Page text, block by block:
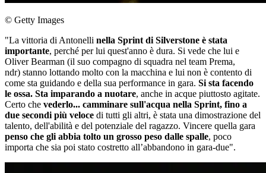
© Getty Images
"La vittoria di Antonelli nella Sprint di Silverstone è stata
importante, perché per lui quest'anno è dura. Si vede che lui e
Oliver Bearman (il suo compagno di squadra nel team Prema,
ndr) stanno lottando molto con la macchina e lui non è contento di
come sta guidando e della sua performance in gara. Si sta facendo
le ossa. Sta imparando a nuotare, anche in acque piuttosto agitate.
Certo che vederlo... camminare sull'acqua nella Sprint, fino a
due secondi più veloce di tutti gli altri, è stata una dimostrazione del
talento, dell'abilità e del potenziale del ragazzo. Vincere quella gara
penso che gli abbia tolto un grosso peso dalle spalle, poco
importa che sia poi stato costretto all’abbandono in gara-due".